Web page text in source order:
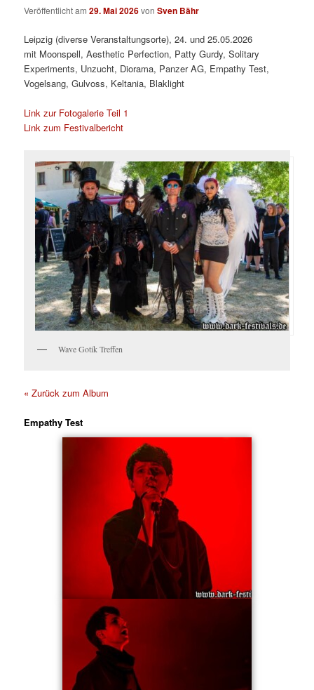
Veröffentlicht am29. Mai 2026vonSven Bähr
Leipzig (diverse Veranstaltungsorte), 24. und 25.05.2026
mit Moonspell, Aesthetic Perfection, Patty Gurdy, Solitary
Experiments, Unzucht, Diorama, Panzer AG, Empathy Test,
Vogelsang, Gulvoss, Keltania, Blaklight
Link zur Fotogalerie Teil 1
Link zum Festivalbericht
Wave Gotik Treffen
« Zurück zum Album
Empathy Test